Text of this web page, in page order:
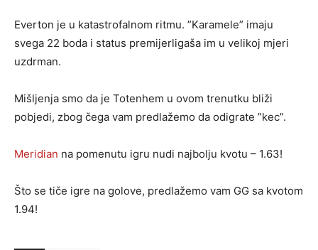
Everton je u katastrofalnom ritmu. ”Karamele” imaju
svega 22 boda i status premijerligaša im u velikoj mjeri
uzdrman.
Mišljenja smo da je Totenhem u ovom trenutku bliži
pobjedi, zbog čega vam predlažemo da odigrate ”kec”.
Meridian na pomenutu igru nudi najbolju kvotu – 1.63!
Što se tiče igre na golove, predlažemo vam GG sa kvotom
1.94!